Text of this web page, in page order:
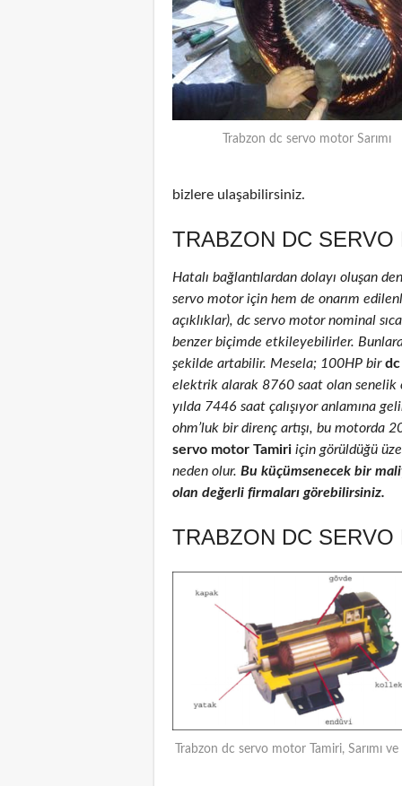
Trabzon dc servo motor Sarımı
bizlere ulaşabilirsiniz.
TRABZON DC SERVO
Hatalı bağlantılardan dolayı oluşan
servo motor için hem de onarım
açıklıklar), dc servo motor nominal
benzer biçimde etkileyebilirler.
şekilde artabilir. Mesela; 100HP birdc
elektrik alarak 8760 saat olan senelik
yılda 7446 saat çalışıyor anlamına
ohm’luk bir direnç artışı, bu motorda
servo motor Tamiri için görüldüğü
neden olur. Bu küçümsenecek bir
olan değerli firmaları görebilirsiniz.
TRABZON DC
Trabzon dc servo motor Tamiri, Sarımı ve